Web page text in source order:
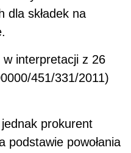
dla składek na
w interpretacji z 26
451/331/2011)
prokurent
podstawie powołania